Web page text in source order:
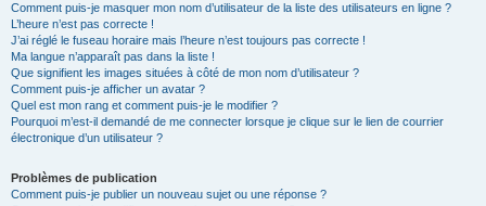
Comment puis-je masquer mon nom d’utilisateur de la liste des utilisateurs en ligne ?
L’heure n’est pas correcte !
J’ai réglé le fuseau horaire mais l’heure n’est toujours pas correcte !
Ma langue n’apparaît pas dans la liste !
Que signifient les images situées à côté de mon nom d’utilisateur ?
Comment puis-je afficher un avatar ?
Quel est mon rang et comment puis-je le modifier ?
Pourquoi m’est-il demandé de me connecter lorsque je clique sur le lien de courrier
électronique d’un utilisateur ?
Problèmes de publication
Comment puis-je publier un nouveau sujet ou une réponse ?